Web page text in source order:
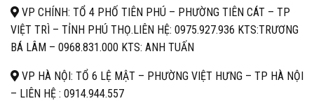
VP CHÍNH: TỔ 4 PHỐ TIÊN PHÚ – PHƯỜNG TIÊN CÁT – TP
VIỆT TRÌ – TỈNH PHÚ THỌ.LIÊN HỆ: 0975.927.936 KTS:TRƯƠNG
BÁ LÂM – 0968.831.000 KTS: ANH TUẤN
VP HÀ NỘI: TỔ 6 LỆ MẬT – PHƯỜNG VIỆT HƯNG – TP HÀ NỘI
– LIÊN HỆ : 0914.944.557